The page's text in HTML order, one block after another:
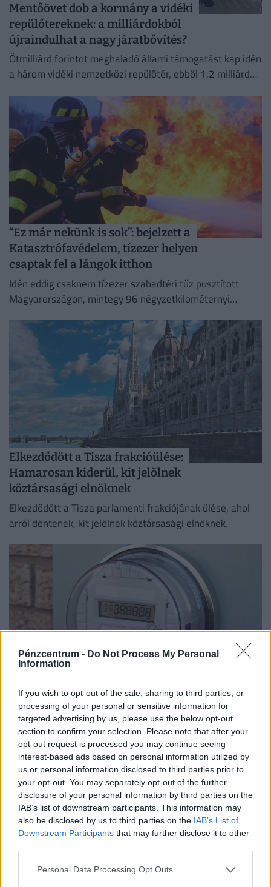
Pénzcentrum - Do Not Process My Personal
Information
If you wish to opt-out of the sale, sharing to third parties, or
processing of your personal or sensitive information for
targeted advertising by us, please use the below opt-out
section to confirm your selection. Please note that after your
opt-out request is processed you may continue seeing
interest-based ads based on personal information utilized by
us or personal information disclosed to third parties prior to
your opt-out. You may separately opt-out of the further
disclosure of your personal information by third parties on the
IAB’s list of downstream participants. This information may
also be disclosed by us to third parties on the IAB’s List of
Downstream Participants that may further disclose it to other
Personal Data Processing Opt Outs
Mentőövet dob a kormány a vidéki
repülőtereknek: a milliárdokból
újraindulhat a nagy járatbővítés?
Ötmilliárd forintot meghaladó állami támogatást kap idén
a három vidéki nemzetközi repülőtér, ebből 1,2 milliárd
“Ez már nekünk is sok”: bejelzett a
Katasztrófavédelem, tízezer helyen
csaptak fel a lángok itthon
Idén eddig csaknem tízezer szabadtéri tűz pusztított
Magyarországon, mintegy 96 négyzetkilométernyi
Elkezdődött a Tisza frakcióülése:
Hamarosan kiderül, kit jelölnek
köztársasági elnöknek
Elkezdődött a Tisza parlamenti frakciójának ülése, ahol
arról döntenek, kit jelölnek köztársasági elnöknek.
Fontos részlet derült ki az okosmérőkről: ha
nem válik be, van visszaút
A kormány hangsúlyozta, hogy az okosmérők telepítési
programja nem a rezsicsökkentés kivezetését készíti elő.